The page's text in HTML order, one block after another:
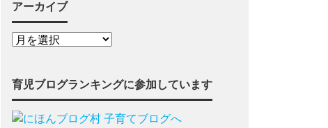
アーカイブ
育児ブログランキングに参加しています